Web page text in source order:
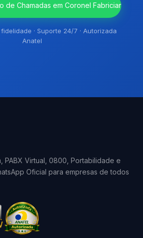
de Chamadas em Coronel Fabriciano
· Suporte 24/7 · Autorizada
Anatel
PABX Virtual, 0800, Portabilidade e
Oficial para empresas de todos